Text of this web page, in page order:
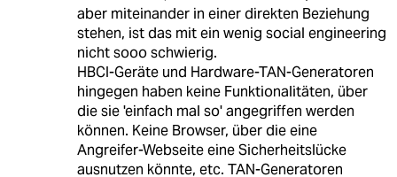
aber miteinander in einer direkten Beziehung
stehen, ist das mit ein wenig social engineering
nicht sooo schwierig.
HBCI-Geräte und Hardware-TAN-Generatoren
hingegen haben keine Funktionalitäten, über
die sie 'einfach mal so' angegriffen werden
können. Keine Browser, über die eine
Angreifer-Webseite eine Sicherheitslücke
ausnutzen könnte, etc. TAN-Generatoren